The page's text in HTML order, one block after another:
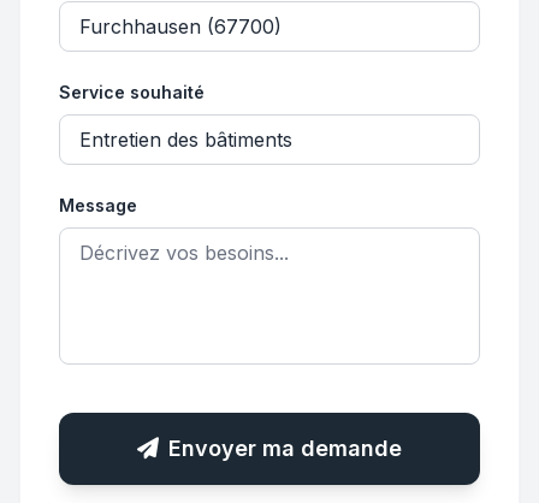
Service souhaité
Message
Envoyer ma demande